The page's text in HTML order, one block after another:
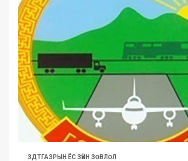
ЗДТГАЗРЫН ЁС ЗҮЙН ЗӨВЛӨЛ